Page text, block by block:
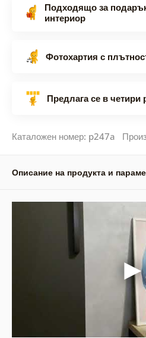
Подходящо за
интериор
Фотохартия с
Предлага се в четири
Каталожен номер: p247a
Описание на продукта и